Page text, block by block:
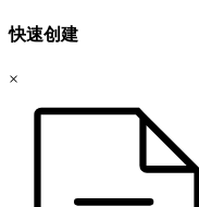
快速创建
×